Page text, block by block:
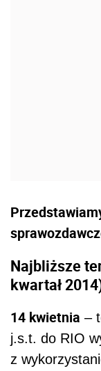
Najbliższe
kwartał
14 kwietnia –
j.s.t. do RIO
z